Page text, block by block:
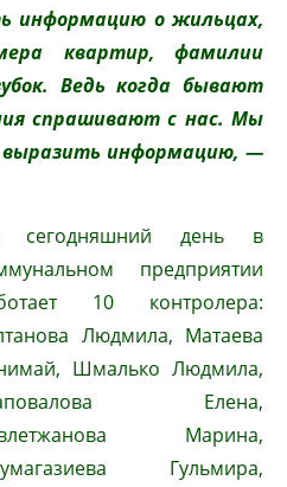
информацию о жильцах,
квартир, фамилии
Ведь когда бывают
спрашивают с нас. Мы
информацию, —
сегодняшний день в
предприятии
10 контролера:
Людмила, Матаева
Шмалько Людмила,
Елена,
Марина,
Гульмира,